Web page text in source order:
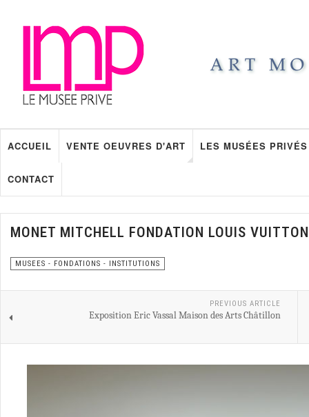
ACCUEIL VENTE OEUVRES D'ART LES MUSÉES PRIVÉS
CONTACT
MONET MITCHELL FONDATION LOUIS VUITTON
MUSEES - FONDATIONS - INSTITUTIONS
PREVIOUS ARTICLE
Exposition Eric Vassal Maison des Arts Châtillon